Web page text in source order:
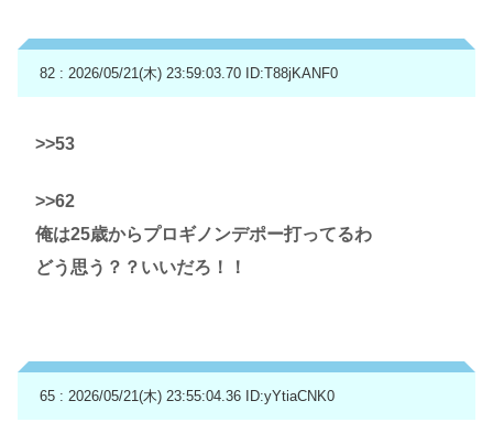
82 : 2026/05/21(木) 23:59:03.70 ID:T88jKANF0
>>53
>>62
俺は25歳からプロギノンデポー打ってるわ
どう思う？？いいだろ！！
65 : 2026/05/21(木) 23:55:04.36 ID:yYtiaCNK0